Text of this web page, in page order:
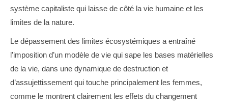
système capitaliste qui laisse de côté la vie humaine et les
limites de la nature.
Le dépassement des limites écosystémiques a entraîné
l’imposition d’un modèle de vie qui sape les bases matérielles
de la vie, dans une dynamique de destruction et
d’assujettissement qui touche principalement les femmes,
comme le montrent clairement les effets du changement